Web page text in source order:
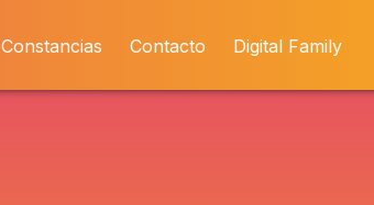
Constancias Contacto Digital Family